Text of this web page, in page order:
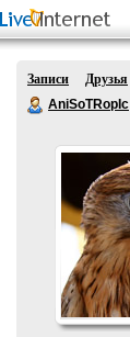
Записи Друзья
AniSoTRopIc